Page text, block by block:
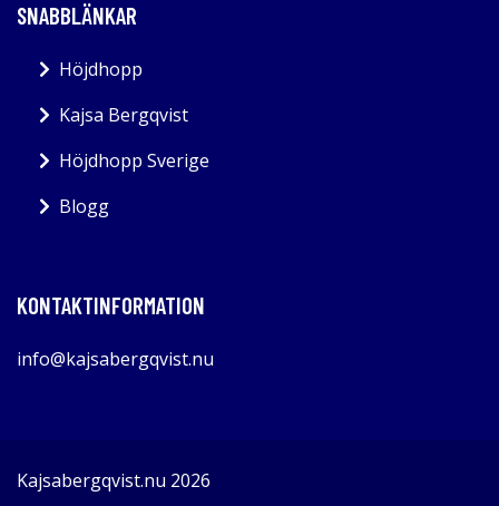
SNABBLÄNKAR
Höjdhopp
Kajsa Bergqvist
Höjdhopp Sverige
Blogg
KONTAKTINFORMATION
info@kajsabergqvist.nu
Kajsabergqvist.nu 2026